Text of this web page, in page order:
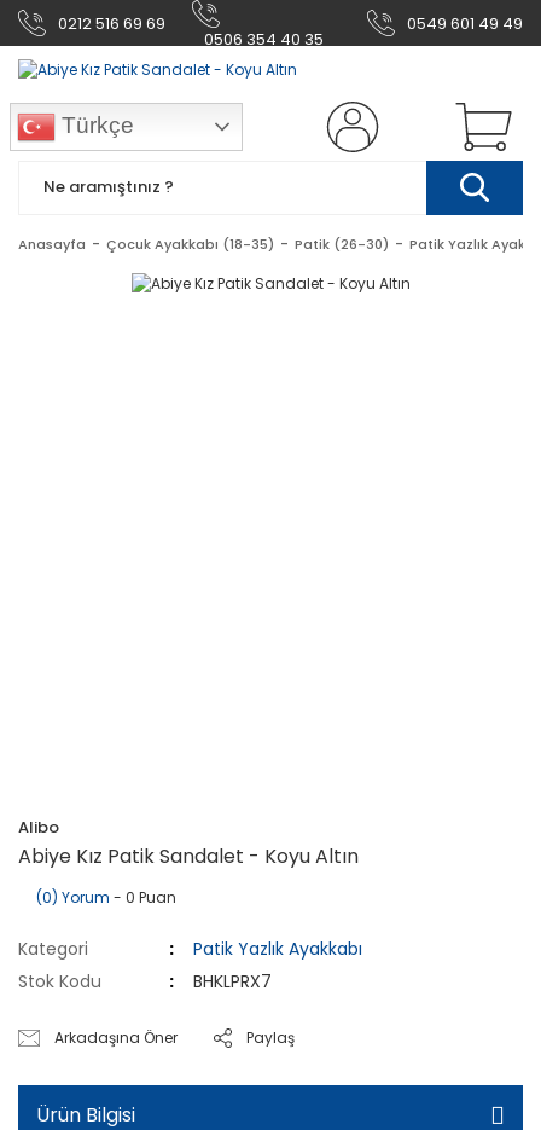
0212 516 69 69
0506 354 40 35
0549 601 49 49
Türkçe
Anasayfa Çocuk Ayakkabı (18-35) Patik (26-30) Patik Yazlık
Alibo
Abiye Kız Patik Sandalet - Koyu Altın
(0) Yorum - 0 Puan
Kategori
Patik Yazlık Ayakkabı
Stok Kodu
BHKLPRX7
Arkadaşına Öner Paylaş
Ürün Bilgisi